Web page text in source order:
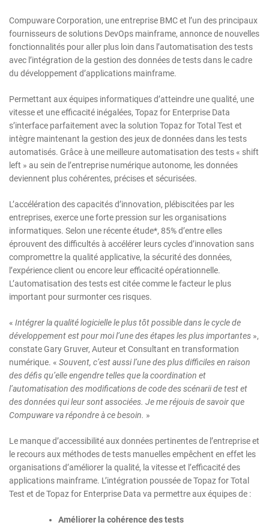
Compuware Corporation, une entreprise BMC et l’un des principaux
fournisseurs de solutions DevOps mainframe, annonce de nouvelles
fonctionnalités pour aller plus loin dans l’automatisation des tests
avec l’intégration de la gestion des données de tests dans le cadre
du développement d’applications mainframe.
Permettant aux équipes informatiques d’atteindre une qualité, une
vitesse et une efficacité inégalées, Topaz for Enterprise Data
s’interface parfaitement avec la solution Topaz for Total Test et
intègre maintenant la gestion des jeux de données dans les tests
automatisés. Grâce à une meilleure automatisation des tests « shift
left » au sein de l’entreprise numérique autonome, les données
deviennent plus cohérentes, précises et sécurisées.
L’accélération des capacités d’innovation, plébiscitées par les
entreprises, exerce une forte pression sur les organisations
informatiques. Selon une récente étude*, 85% d’entre elles
éprouvent des difficultés à accélérer leurs cycles d’innovation sans
compromettre la qualité applicative, la sécurité des données,
l’expérience client ou encore leur efficacité opérationnelle.
L’automatisation des tests est citée comme le facteur le plus
important pour surmonter ces risques.
« Intégrer la qualité logicielle le plus tôt possible dans le cycle de
développement est pour moi l’une des étapes les plus importantes »,
constate Gary Gruver, Auteur et Consultant en transformation
numérique. « Souvent, c’est aussi l’une des plus difficiles en raison
des défis qu’elle engendre telles que la coordination et
l’automatisation des modifications de code des scénarii de test et
des données qui leur sont associées. Je me réjouis de savoir que
Compuware va répondre à ce besoin. »
Le manque d’accessibilité aux données pertinentes de l’entreprise et
le recours aux méthodes de tests manuelles empêchent en effet les
organisations d’améliorer la qualité, la vitesse et l’efficacité des
applications mainframe. L’intégration poussée de Topaz for Total
Test et de Topaz for Enterprise Data va permettre aux équipes de :
Améliorer la cohérence des tests